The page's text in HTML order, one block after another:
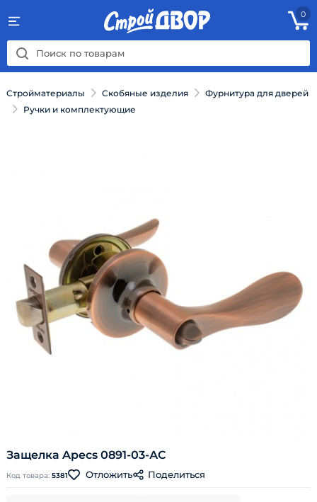
0
Стройматериалы Скобяные изделия
Фурнитура для дверей
Ручки и комплектующие
Защелка Apecs 0891-03-АС
Код товара: 5381 Отложить Поделиться